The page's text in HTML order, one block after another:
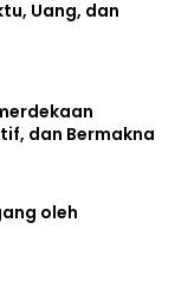
Uang, dan
dan Bermakna
oleh